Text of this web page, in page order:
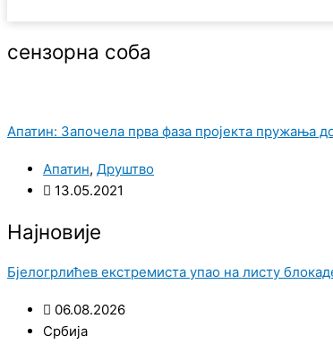
сензорна соба
Апатин: Започела прва фаза пројекта пружања
Апатин, Друштво
13.05.2021
Најновије
Бјелогрлићев екстремиста упао на листу
06.08.2026
Србија